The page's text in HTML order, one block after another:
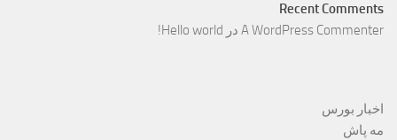
Recent Comments
A WordPress Commenter در Hello world!
اخبار بورس
مه پاش